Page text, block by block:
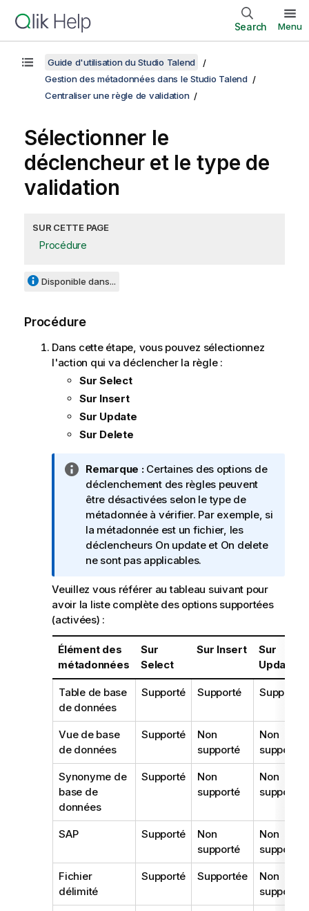
Search Menu
Guide d'utilisation du Studio Talend
Gestion des métadonnées dans le Studio Talend
Centraliser une règle de validation
Sélectionner le
déclencheur et le type de
validation
SUR CETTE PAGE
Procédure
Disponible dans...
Procédure
Dans cette étape, vous pouvez sélectionnez
l'action qui va déclencher la règle :
Sur Select
Sur Insert
Sur Update
Sur Delete
N
o
t
e
I
n
f
r
m
a
t
i
o
n
s
Remarque :Certaines des options de
déclenchement des règles peuvent
être désactivées selon le type de
métadonnée à vérifier. Par exemple, si
la métadonnée est un fichier, les
déclencheurs On update et On delete
ne sont pas applicables.
Veuillez vous référer au tableau suivant pour
avoir la liste complète des options supportées
(activées) :
Élément des
métadonnées
Sur
Select
Sur Insert
Sur
Update
Table de base
de données
Supporté Supporté Supporté
Vue de base
de données
Supporté
Non
supporté
Non
supporté
Synonyme de
base de
données
Supporté
Non
supporté
Non
supporté
SAP Supporté
Non
supporté
Non
supporté
Fichier
délimité
Supporté Supportée
Non
supporté